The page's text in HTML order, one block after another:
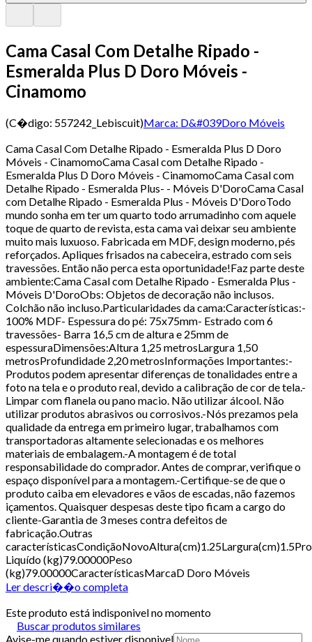
Cama Casal Com Detalhe Ripado -
Esmeralda Plus D Doro Móveis -
Cinamomo
(C�digo: 557242_Lebiscuit)Marca: D&#039Doro Móveis
Cama Casal Com Detalhe Ripado - Esmeralda Plus D Doro
Móveis - CinamomoCama Casal com Detalhe Ripado -
Esmeralda Plus D Doro Móveis - CinamomoCama Casal com
Detalhe Ripado - Esmeralda Plus- - Móveis D'DoroCama Casal
com Detalhe Ripado - Esmeralda Plus - Móveis D'DoroTodo
mundo sonha em ter um quarto todo arrumadinho com aquele
toque de quarto de revista, esta cama vai deixar seu ambiente
muito mais luxuoso. Fabricada em MDF, design moderno, pés
reforçados. Apliques frisados na cabeceira, estrado com seis
travessões. Então não perca esta oportunidade!Faz parte deste
ambiente:Cama Casal com Detalhe Ripado - Esmeralda Plus -
Móveis D'DoroObs: Objetos de decoração não inclusos.
Colchão não incluso.Particularidades da cama:Características:-
100% MDF- Espessura do pé: 75x75mm- Estrado com 6
travessões- Barra 16,5 cm de altura e 25mm de
espessuraDimensões:Altura 1,25 metrosLargura 1,50
metrosProfundidade 2,20 metrosInformações Importantes:-
Produtos podem apresentar diferenças de tonalidades entre a
foto na tela e o produto real, devido a calibração de cor de tela.-
Limpar com flanela ou pano macio. Não utilizar álcool. Não
utilizar produtos abrasivos ou corrosivos.-Nós prezamos pela
qualidade da entrega em primeiro lugar, trabalhamos com
transportadoras altamente selecionadas e os melhores
materiais de embalagem.-A montagem é de total
responsabilidade do comprador. Antes de comprar, verifique o
espaço disponível para a montagem.-Certifique-se de que o
produto caiba em elevadores e vãos de escadas, não fazemos
içamentos. Quaisquer despesas deste tipo ficam a cargo do
cliente-Garantia de 3 meses contra defeitos de
fabricação.Outras
Liquído (kg)79.00000Peso
(kg)79.00000CaracterísticasMarcaD Doro Móveis
Ler descri��o completa
Este produto está indisponivel no momento
Buscar produtos similares
Avise-me quando estiver disponivel